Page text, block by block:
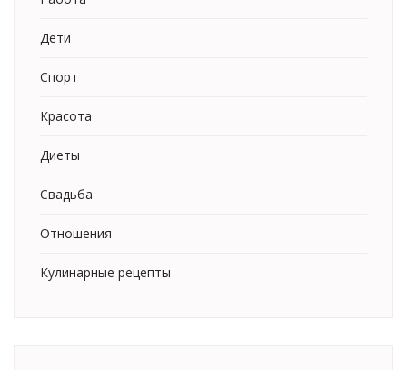
Дети
Спорт
Красота
Диеты
Свадьба
Отношения
Кулинарные рецепты